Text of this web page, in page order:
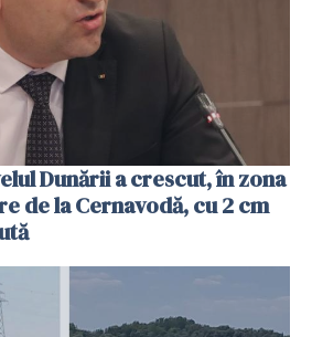
Dunării a crescut, în zona
de la Cernavodă, cu 2 cm